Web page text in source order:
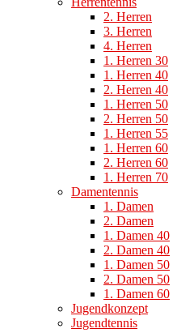
2. Herren
3. Herren
4. Herren
1. Herren 30
1. Herren 40
2. Herren 40
1. Herren 50
2. Herren 50
1. Herren 55
1. Herren 60
2. Herren 60
1. Herren 70
Damentennis
1. Damen
2. Damen
1. Damen 40
2. Damen 40
1. Damen 50
2. Damen 50
1. Damen 60
Jugendkonzept
Jugendtennis